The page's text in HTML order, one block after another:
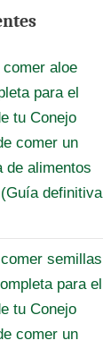
aloe
para el
tu Conejo
comer un
de alimentos
definitiva
semillas
para el
tu Conejo
comer un